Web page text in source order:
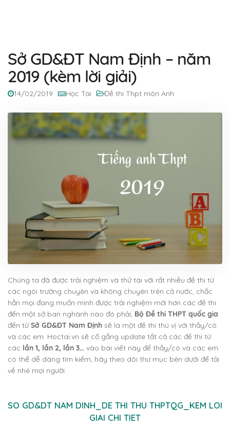
Sở GD&ĐT Nam Định – năm
2019 (kèm lời giải)
14/02/2019 Học Tài Đề thi Thpt môn Anh
Chúng ta đã được trải nghiệm và thử tài với rất nhiều đề thi từ
các ngôi trường chuyên và không chuyên trên cả nước, chắc
hẳn mọi đang muốn mình được trải nghiệm mới hơn các đề thi
đến một sở ban nghành nào đó phải, Bộ Đề thi THPT quốc gia
đến từSở GD&ĐT Nam Định sẽ là một đề thi thú vị với thầy/cô
và các em. Hoctai.vn sẽ cố gắng update tất cả các đề thi từ
các lần 1, lần 2, lần 3… vào bài viết này để thầy/cô và các em
có thể dễ dàng tìm kiếm, hãy theo dõi thư mục bên dưới để tải
về nhé mọi người.
SO GD&DT NAM DINH_DE THI THU THPTQG_KEM LOI
GIAI CHI TIET